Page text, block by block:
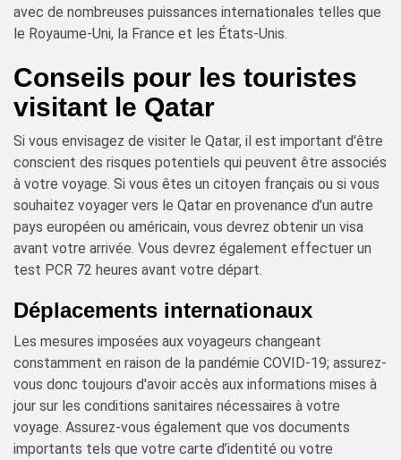
avec de nombreuses puissances internationales telles que
le Royaume-Uni, la France et les États-Unis.
Conseils pour les touristes
visitant le Qatar
Si vous envisagez de visiter le Qatar, il est important d'être
conscient des risques potentiels qui peuvent être associés
à votre voyage. Si vous êtes un citoyen français ou si vous
souhaitez voyager vers le Qatar en provenance d'un autre
pays européen ou américain, vous devrez obtenir un visa
avant votre arrivée. Vous devrez également effectuer un
test PCR 72 heures avant votre départ.
Déplacements internationaux
Les mesures imposées aux voyageurs changeant
constamment en raison de la pandémie COVID-19; assurez-
vous donc toujours d'avoir accès aux informations mises à
jour sur les conditions sanitaires nécessaires à votre
voyage. Assurez-vous également que vos documents
importants tels que votre carte d’identité ou votre